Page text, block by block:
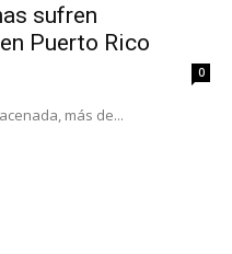
sufren
Puerto Rico
0
más de...